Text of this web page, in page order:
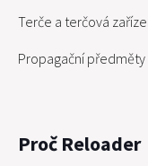
Terče a terčová
Propagační předměty
Proč Reloader